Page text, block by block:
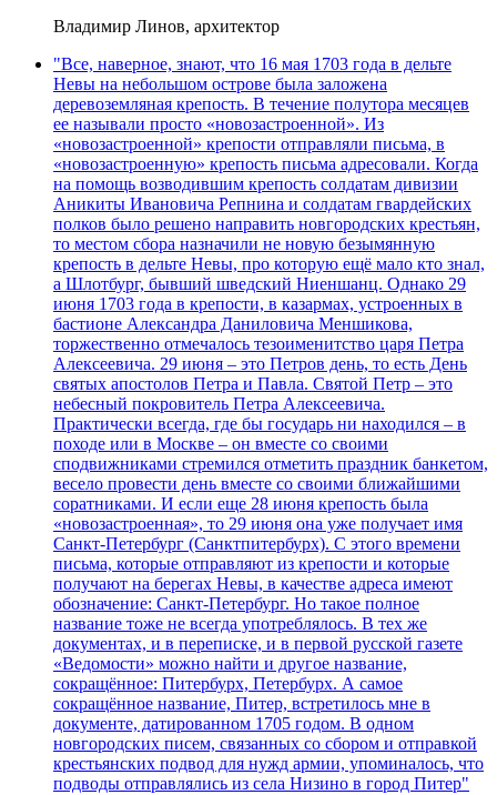
Владимир Линов, архитектор
"Все, наверное, знают, что 16 мая 1703 года в дельте
Невы на небольшом острове была заложена
деревоземляная крепость. В течение полутора месяцев
ее называли просто «новозастроенной». Из
«новозастроенной» крепости отправляли письма, в
«новозастроенную» крепость письма адресовали. Когда
на помощь возводившим крепость солдатам дивизии
Аникиты Ивановича Репнина и солдатам гвардейских
полков было решено направить новгородских крестьян,
то местом сбора назначили не новую безымянную
крепость в дельте Невы, про которую ещё мало кто знал,
а Шлотбург, бывший шведский Ниеншанц. Однако 29
июня 1703 года в крепости, в казармах, устроенных в
бастионе Александра Даниловича Меншикова,
торжественно отмечалось тезоименитство царя Петра
Алексеевича. 29 июня – это Петров день, то есть День
святых апостолов Петра и Павла. Святой Петр – это
небесный покровитель Петра Алексеевича.
Практически всегда, где бы государь ни находился – в
походе или в Москве – он вместе со своими
сподвижниками стремился отметить праздник банкетом,
весело провести день вместе со своими ближайшими
соратниками. И если еще 28 июня крепость была
«новозастроенная», то 29 июня она уже получает имя
Санкт-Петербург (Санктпитербурх). С этого времени
письма, которые отправляют из крепости и которые
получают на берегах Невы, в качестве адреса имеют
обозначение: Санкт-Петербург. Но такое полное
название тоже не всегда употреблялось. В тех же
документах, и в переписке, и в первой русской газете
«Ведомости» можно найти и другое название,
сокращённое: Питербурх, Петербурх. А самое
сокращённое название, Питер, встретилось мне в
документе, датированном 1705 годом. В одном
новгородских писем, связанных со сбором и отправкой
крестьянских подвод для нужд армии, упоминалось, что
подводы отправлялись из села Низино в город Питер"